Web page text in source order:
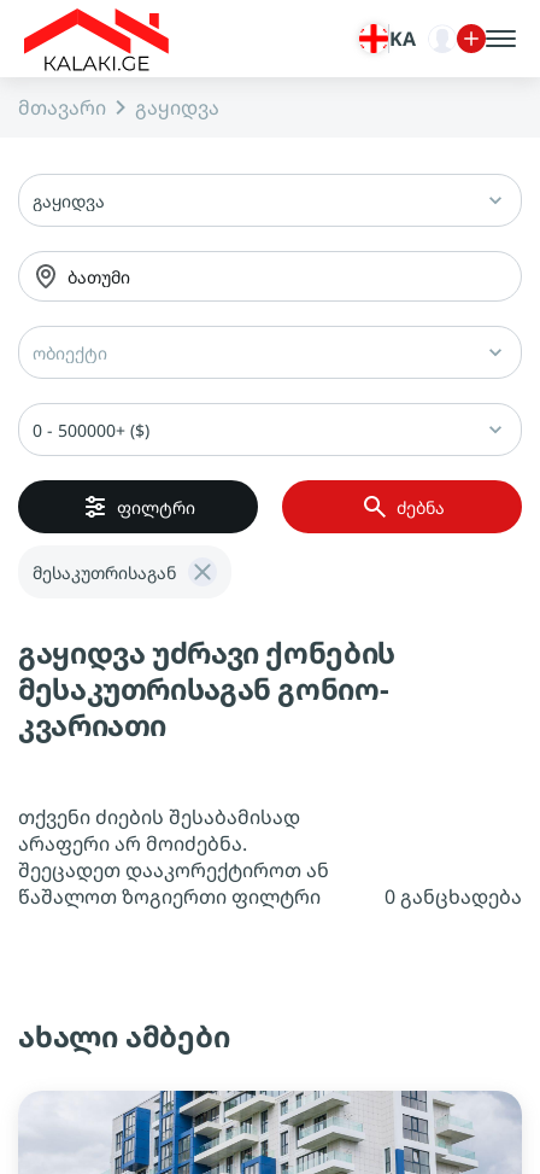
KA
მთავარი გაყიდვა
გაყიდვა
ბათუმი
ობიექტი
0 - 500000+ ($)
ფილტრი ძებნა
მესაკუთრისაგან
გაყიდვა უძრავი ქონების
მესაკუთრისაგან გონიო-
კვარიათი
თქვენი ძიების შესაბამისად
არაფერი არ მოიძებნა.
შეეცადეთ დააკორექტიროთ ან
წაშალოთ ზოგიერთი ფილტრი
0 განცხადება
ახალი ამბები